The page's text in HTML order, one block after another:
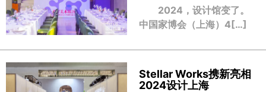
2024，设计馆变了。
中国家博会（上海）4[…]
Stellar Works携新亮相
2024设计上海